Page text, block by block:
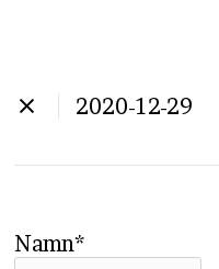
2020-12-29
Namn*